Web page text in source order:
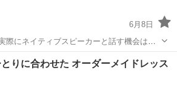
6月8日
際にネイティブスピーカーと話す機会は意
自然な英語を学ぶことができます。 教科
英会話 ネイティブ
りに合わせた オーダーメイドレッス